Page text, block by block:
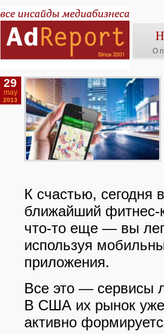
О
29
may
2013
К счастью, сегодня
ближайший фитнес-
что-то еще — вы
используя
приложения.
Все это — сервисы
В США их рынок
активно